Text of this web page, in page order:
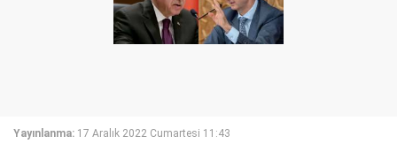
Yayınlanma: 17 Aralık 2022 Cumartesi 11:43